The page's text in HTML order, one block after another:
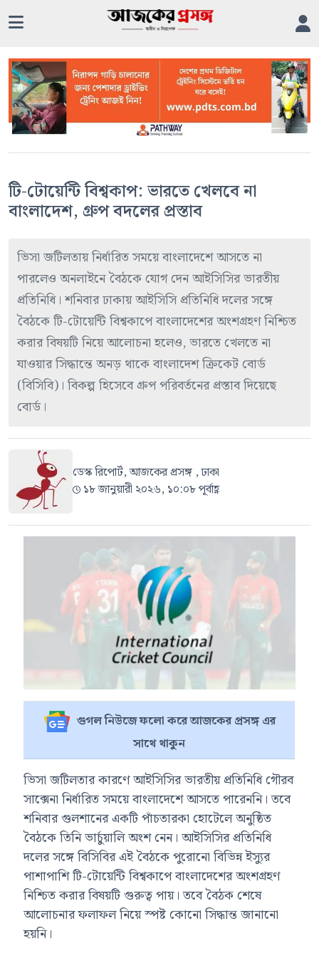
টি-টোয়েন্টি বিশ্বকাপ: ভারতে খেলবে না
বাংলাদেশ, গ্রুপ বদলের প্রস্তাব
ভিসা জটিলতায় নির্ধারিত সময়ে বাংলাদেশে আসতে না
পারলেও অনলাইনে বৈঠকে যোগ দেন আইসিসির ভারতীয়
প্রতিনিধি। শনিবার ঢাকায় আইসিসি প্রতিনিধি দলের সঙ্গে
বৈঠকে টি-টোয়েন্টি বিশ্বকাপে বাংলাদেশের অংশগ্রহণ নিশ্চিত
করার বিষয়টি নিয়ে আলোচনা হলেও, ভারতে খেলতে না
যাওয়ার সিদ্ধান্তে অনড় থাকে বাংলাদেশ ক্রিকেট বোর্ড
(বিসিবি)। বিকল্প হিসেবে গ্রুপ পরিবর্তনের প্রস্তাব দিয়েছে
বোর্ড।
ডেস্ক রিপোর্ট, আজকের প্রসঙ্গ , ঢাকা
১৮ জানুয়ারী ২০২৬, ১০:০৮ পূর্বাহ্ণ
গুগল নিউজে ফলো করে আজকের প্রসঙ্গ এর
সাথে থাকুন
ভিসা জটিলতার কারণে আইসিসির ভারতীয় প্রতিনিধি গৌরব
সাক্সেনা নির্ধারিত সময়ে বাংলাদেশে আসতে পারেননি। তবে
শনিবার গুলশানের একটি পাঁচতারকা হোটেলে অনুষ্ঠিত
বৈঠকে তিনি ভার্চুয়ালি অংশ নেন। আইসিসির প্রতিনিধি
দলের সঙ্গে বিসিবির এই বৈঠকে পুরোনো বিভিন্ন ইস্যুর
পাশাপাশি টি-টোয়েন্টি বিশ্বকাপে বাংলাদেশের অংশগ্রহণ
নিশ্চিত করার বিষয়টি গুরুত্ব পায়। তবে বৈঠক শেষে
আলোচনার ফলাফল নিয়ে স্পষ্ট কোনো সিদ্ধান্ত জানানো
হয়নি।